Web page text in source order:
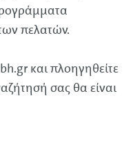
πελατών.
και πλοηγηθείτε
σας θα είναι